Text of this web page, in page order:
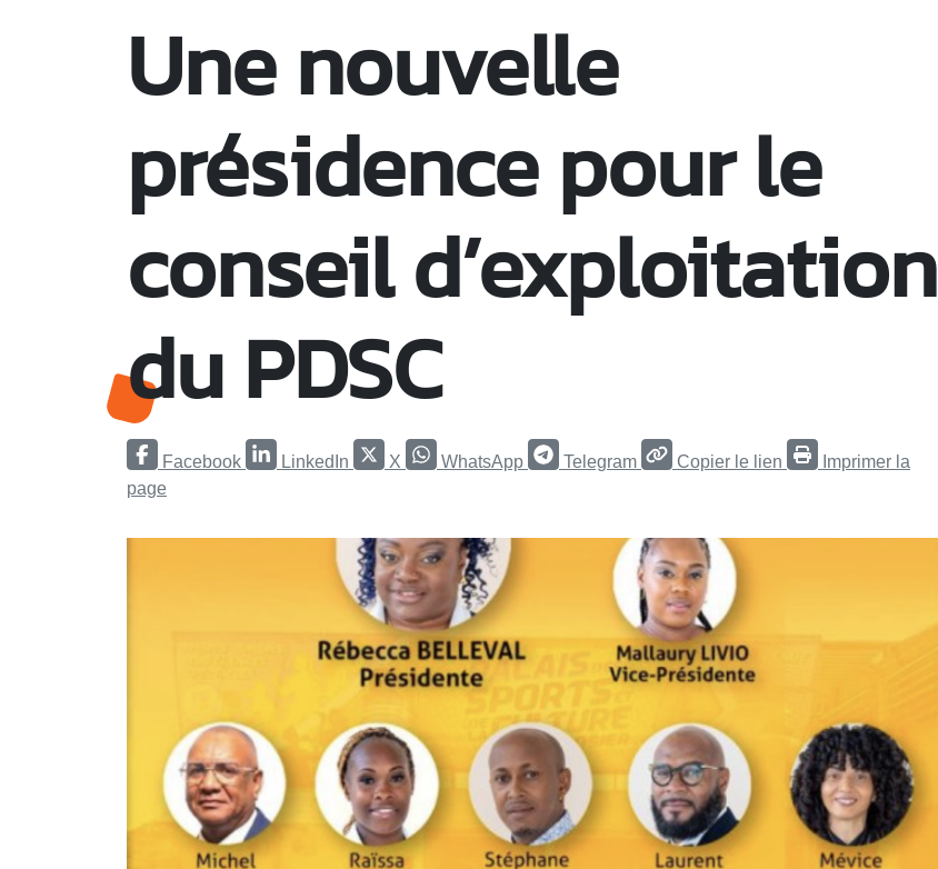
Une nouvelle
présidence pour le
conseil d’exploitation
du PDSC
Facebook LinkedIn X WhatsApp Telegram Copier le lien
Imprimer la
page